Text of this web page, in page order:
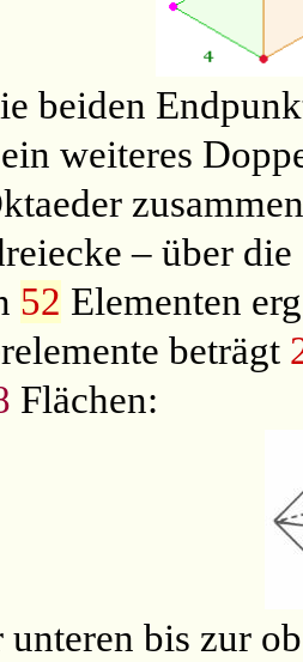
beiden
weiteres
– über die
52 Elementen
beträgt
Flächen:
unteren bis zur